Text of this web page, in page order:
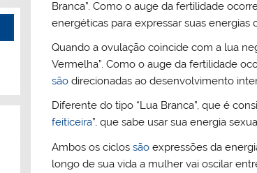
Branca”. Como o auge da fertilidade
energéticas para expressar suas
Quando a ovulação coincide com a lua
Vermelha”. Como o auge da fertilidade
são direcionadas ao desenvolvimento
Diferente do tipo “Lua Branca”, que é
feiticeira”, que sabe usar sua energia
Ambos os ciclossão expressões da
longo de sua vida a mulher vai oscilar